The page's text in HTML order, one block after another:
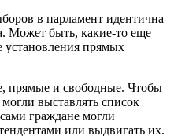
в парламент идентична
Может быть, какие-то еще
установления прямых
прямые и свободные. Чтобы
выставлять список
граждане могли
или выдвигать их.